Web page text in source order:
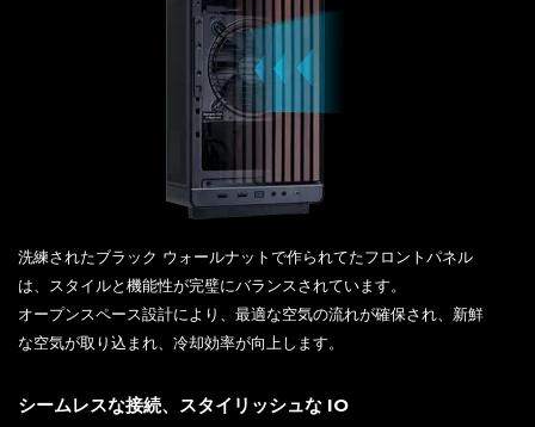
洗練されたブラック ウォールナットで作られてたフロントパネル
は、スタイルと機能性が完璧にバランスされています。
オープンスペース設計により、最適な空気の流れが確保され、新鮮
な空気が取り込まれ、冷却効率が向上します。
シームレスな接続、スタイリッシュな IO